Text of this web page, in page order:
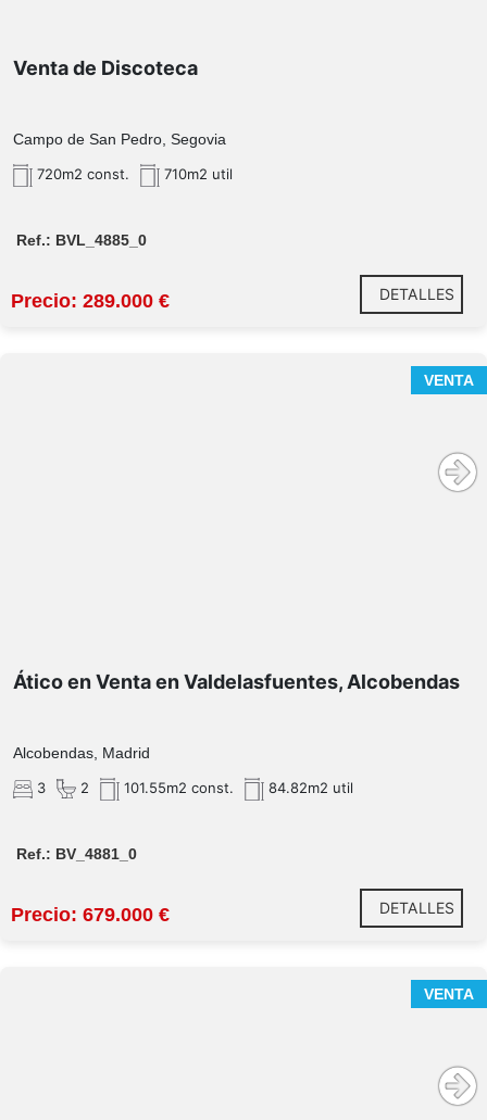
Venta de Discoteca
Campo de San Pedro, Segovia
720m2 const. 710m2 util
Ref.: BVL_4885_0
Precio: 289.000 € DETALLES
VENTA
Ático en Venta en Valdelasfuentes, Alcobendas
Alcobendas, Madrid
3
2 101.55m2 const. 84.82m2 util
Ref.: BV_4881_0
Precio: 679.000 € DETALLES
VENTA